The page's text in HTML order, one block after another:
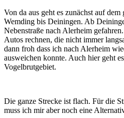
Von da aus geht es zunächst auf
Wemding bis Deiningen. Ab
Nebenstraße nach Alerheim
Autos rechnen, die nicht immer
dann froh dass ich nach Alerheim
ausweichen konnte. Auch hier geht
Vogelbrutgebiet.
Die ganze Strecke ist flach. Für die
muss ich mir aber noch eine